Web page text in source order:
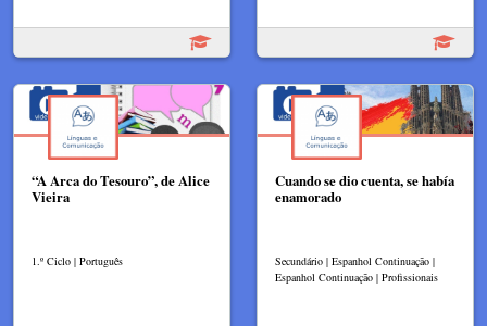
“A Arca do Tesouro”, de Alice
Vieira
1.º Ciclo | Português
Cuando se dio cuenta, se había
enamorado
Secundário | Espanhol Continuação |
Espanhol Continuação | Profissionais